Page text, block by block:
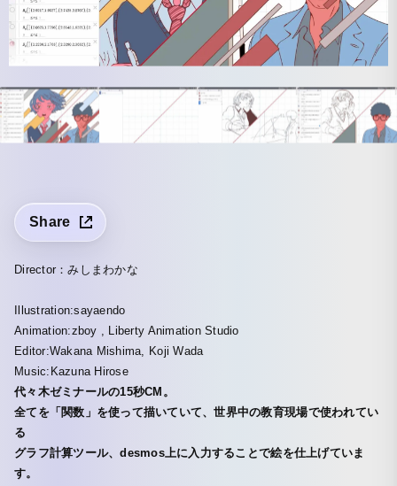
Share
Director：みしまわかな
Illustration:sayaendo
Animation:zboy , Liberty Animation Studio
Editor:Wakana Mishima, Koji Wada
Music:Kazuna Hirose
代々木ゼミナールの15秒CM。
全てを「関数」を使って描いていて、世界中の教育現場で使われてい
る
グラフ計算ツール、desmos上に入力することで絵を仕上げていま
す。